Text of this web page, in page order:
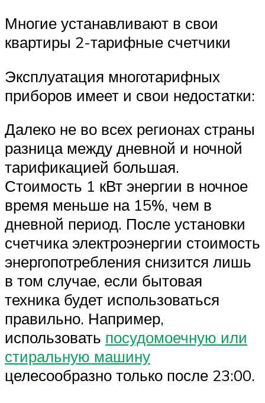
Многие устанавливают в свои
квартиры 2-тарифные счетчики
Эксплуатация многотарифных
приборов имеет и свои недостатки:
Далеко не во всех регионах страны
разница между дневной и ночной
тарификацией большая.
Стоимость 1 кВт энергии в ночное
время меньше на 15%, чем в
дневной период. После установки
счетчика электроэнергии стоимость
энергопотребления снизится лишь
в том случае, если бытовая
техника будет использоваться
правильно. Например,
использовать посудомоечную или
стиральную машину
целесообразно только после 23:00.